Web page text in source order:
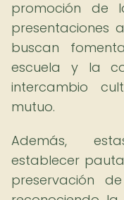
promoción de
presentaciones
buscan
escuela y la
intercambio
mutuo.
Además,
establecer
preservación